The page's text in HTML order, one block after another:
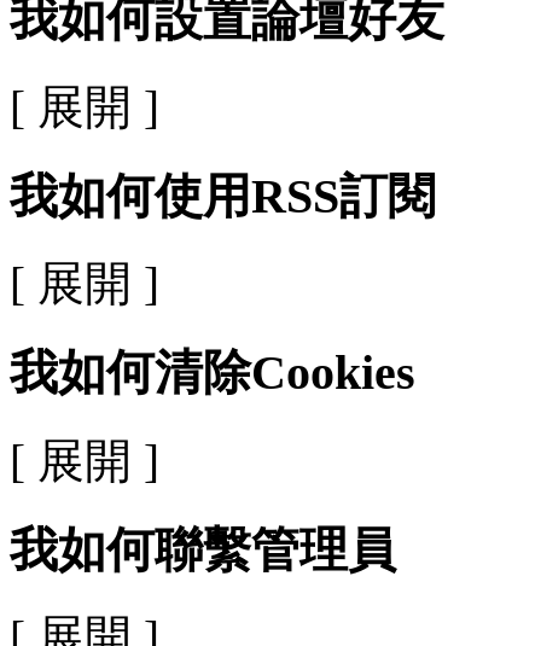
我如何設置論壇好友
[ 展開 ]
我如何使用RSS訂閱
[ 展開 ]
我如何清除Cookies
[ 展開 ]
我如何聯繫管理員